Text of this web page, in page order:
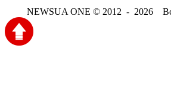
NEWSUA ONE © 2012 - 2026